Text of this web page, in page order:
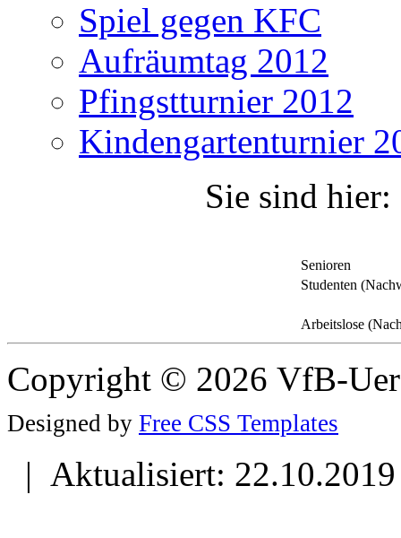
Spiel gegen KFC
Aufräumtag 2012
Pfingstturnier 2012
Kindengartenturnier
Sie sind
Senioren
Studenten
Arbeitslose
Copyright © 2026 VfB-
Designed by Free CSS Templates
| Aktualisiert: 22.10.2019